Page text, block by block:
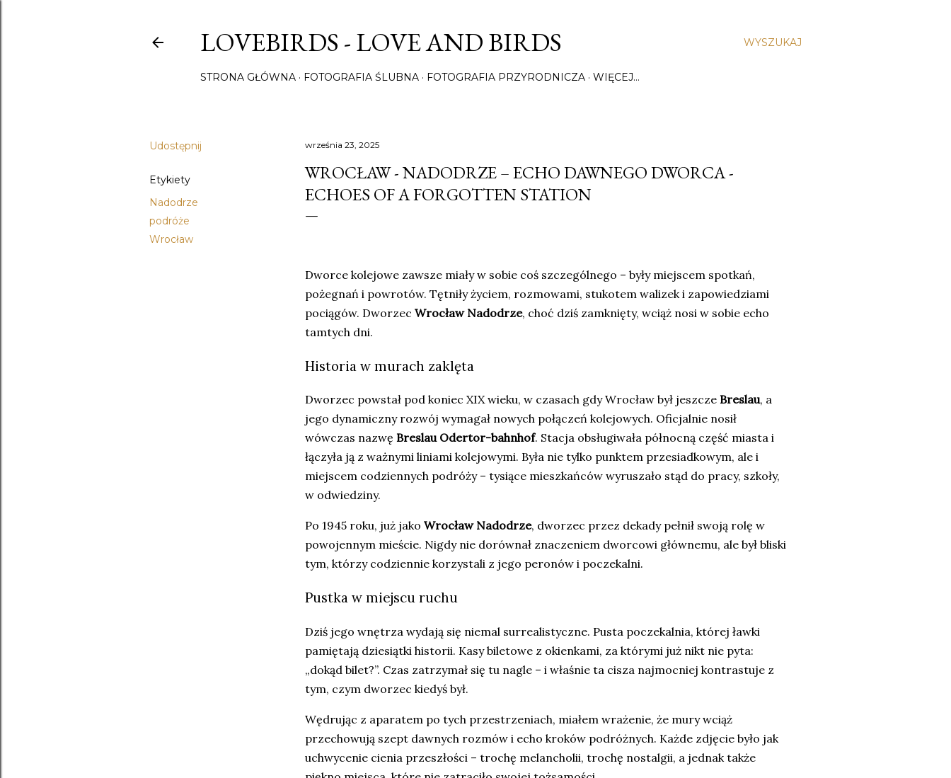
WYSZUKAJ
LOVEBIRDS - LOVE AND BIRDS
STRONA GŁÓWNA FOTOGRAFIA ŚLUBNA FOTOGRAFIA PRZYRODNICZA WIĘCEJ…
Udostępnij
Etykiety
Nadodrze
podróże
Wrocław
września 23, 2025
WROCŁAW - NADODRZE – ECHO DAWNEGO DWORCA -
ECHOES OF A FORGOTTEN STATION
Dworce kolejowe zawsze miały w sobie coś szczególnego – były miejscem spotkań,
pożegnań i powrotów. Tętniły życiem, rozmowami, stukotem walizek i zapowiedziami
pociągów. Dworzec Wrocław Nadodrze, choć dziś zamknięty, wciąż nosi w sobie echo
tamtych dni.
Historia w murach zaklęta
Dworzec powstał pod koniec XIX wieku, w czasach gdy Wrocław był jeszcze Breslau, a
jego dynamiczny rozwój wymagał nowych połączeń kolejowych. Oficjalnie nosił
wówczas nazwę Breslau Odertor-bahnhof. Stacja obsługiwała północną część miasta i
łączyła ją z ważnymi liniami kolejowymi. Była nie tylko punktem przesiadkowym, ale i
miejscem codziennych podróży – tysiące mieszkańców wyruszało stąd do pracy, szkoły,
w odwiedziny.
Po 1945 roku, już jako Wrocław Nadodrze, dworzec przez dekady pełnił swoją rolę w
powojennym mieście. Nigdy nie dorównał znaczeniem dworcowi głównemu, ale był bliski
tym, którzy codziennie korzystali z jego peronów i poczekalni.
Pustka w miejscu ruchu
Dziś jego wnętrza wydają się niemal surrealistyczne. Pusta poczekalnia, której ławki
pamiętają dziesiątki historii. Kasy biletowe z okienkami, za którymi już nikt nie pyta:
„dokąd bilet?”. Czas zatrzymał się tu nagle – i właśnie ta cisza najmocniej kontrastuje z
tym, czym dworzec kiedyś był.
Wędrując z aparatem po tych przestrzeniach, miałem wrażenie, że mury wciąż
przechowują szept dawnych rozmów i echo kroków podróżnych. Każde zdjęcie było jak
uchwycenie cienia przeszłości – trochę melancholii, trochę nostalgii, a jednak także